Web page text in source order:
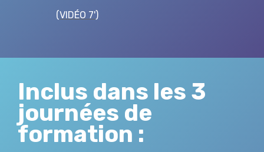
(VIDÉO 7')
Inclus dans les 3
journées de
formation :